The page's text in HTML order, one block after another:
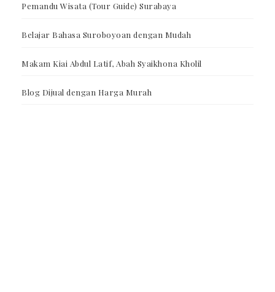
Pemandu Wisata (Tour Guide) Surabaya
Belajar Bahasa Suroboyoan dengan Mudah
Makam Kiai Abdul Latif, Abah Syaikhona Kholil
Blog Dijual dengan Harga Murah